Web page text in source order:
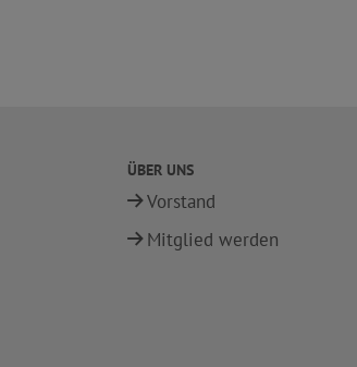
ÜBER UNS
Vorstand
Mitglied werden